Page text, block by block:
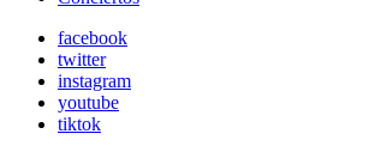
facebook
twitter
instagram
youtube
tiktok